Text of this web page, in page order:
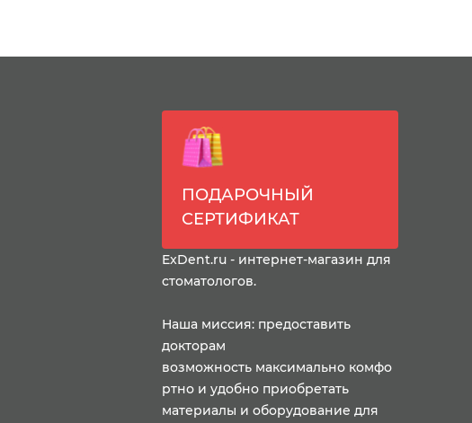
ПОДАРОЧНЫЙ
СЕРТИФИКАТ
ExDent.ru - интернет-магазин для
стоматологов.
Наша миссия: предоставить
докторам
возможность максимально комфо
ртно и удобно приобретать
материалы и оборудование для